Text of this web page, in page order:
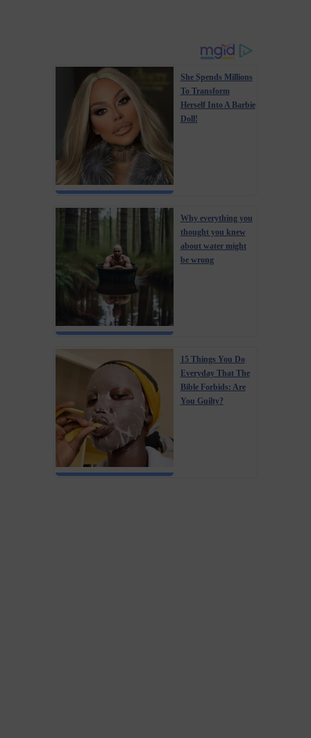
She Spends Millions
To Transform
Herself Into A Barbie
Doll!
Why everything you
thought you knew
about water might
be wrong
15 Things You Do
Everyday That The
Bible Forbids: Are
You Guilty?